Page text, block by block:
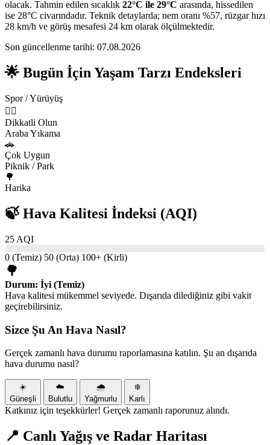
olacak. Tahmin edilen sıcaklık 22°C ile 29°C arasında, hissedilen
ise 28°C civarındadır. Teknik detaylarda; nem oranı %57, rüzgar hızı
28 km/h ve görüş mesafesi 24 km olarak ölçülmektedir.
Son güncellenme tarihi: 07.08.2026
🌟 Bugün İçin Yaşam Tarzı Endeksleri
Spor / Yürüyüş
🏃‍♂️
Dikkatli Olun
Araba Yıkama
🚗
Çok Uygun
Piknik / Park
🌳
Harika
🍃 Hava Kalitesi İndeksi (AQI)
25 AQI
0 (Temiz) 50 (Orta) 100+ (Kirli)
🌳
Durum: İyi (Temiz)
Hava kalitesi mükemmel seviyede. Dışarıda dilediğiniz gibi vakit
geçirebilirsiniz.
Sizce Şu An Hava Nasıl?
Gerçek zamanlı hava durumu raporlamasına katılın. Şu an dışarıda
hava durumu nasıl?
☀️
Güneşli
☁️
Bulutlu
🌧️
Yağmurlu
❄️
Karlı
Katkınız için teşekkürler! Gerçek zamanlı raporunuz alındı.
📍 Canlı Yağış ve Radar Haritası